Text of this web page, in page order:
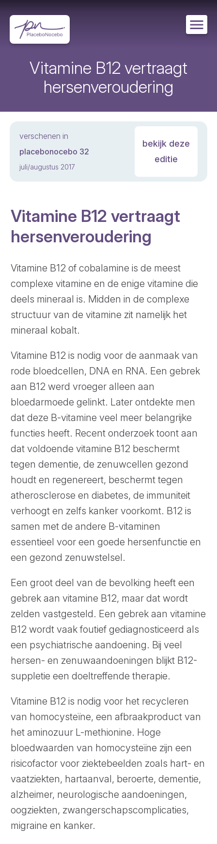
en
naar
de
Vitamine B12 vertraagt
hersenveroudering
verschenen in
placebonocebo 32
juli/augustus 2017
bekijk deze
editie
Vitamine B12 vertraagt
hersenveroudering
Vitamine B12 of cobalamine is de meest
complexe vitamine en de enige vitamine die
deels mineraal is. Midden in de complexe
structuur van de vitamine zit namelijk het
mineraal kobalt.
Vitamine B12 is nodig voor de aanmaak van
rode bloedcellen, DNA en RNA. Een gebrek
aan B12 werd vroeger alleen aan
bloedarmoede gelinkt. Later ontdekte men
dat deze B-vitamine veel meer belangrijke
functies heeft. Recent onderzoek toont aan
dat voldoende vitamine B12 beschermt
tegen dementie, de zenuwcellen gezond
houdt en regenereert, beschermt tegen
atherosclerose en diabetes, de immuniteit
verhoogt en zelfs kanker voorkomt. B12 is
samen met de andere B-vitaminen
essentieel voor een goede hersenfunctie en
een gezond zenuwstelsel.
Een groot deel van de bevolking heeft een
gebrek aan vitamine B12, maar dat wordt
zelden vastgesteld. Een gebrek aan vitamine
B12 wordt vaak foutief gediagnosticeerd als
een psychiatrische aandoening. Bij veel
hersen- en zenuwaandoeningen blijkt B12-
suppletie een doeltreffende therapie.
Vitamine B12 is nodig voor het recycleren
van homocysteïne, een afbraakproduct van
het aminozuur L-methionine. Hoge
bloedwaarden van homocysteïne zijn een
risicofactor voor ziektebeelden zoals hart- en
vaatziekten, hartaanval, beroerte, dementie,
alzheimer, neurologische aandoeningen,
oogziekten, zwangerschapscomplicaties,
migraine en kanker.